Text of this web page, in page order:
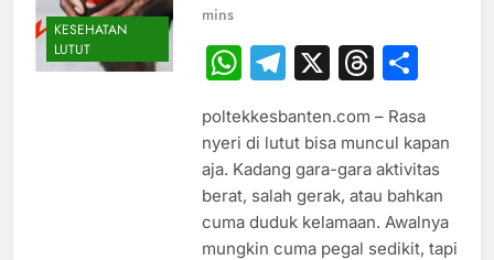
KESEHATAN
LUTUT
mins
WhatsApp
Telegram
X
poltekkesbanten.com – Rasa
nyeri di lutut bisa muncul kapan
aja. Kadang gara-gara aktivitas
berat, salah gerak, atau bahkan
cuma duduk kelamaan. Awalnya
mungkin cuma pegal sedikit, tapi